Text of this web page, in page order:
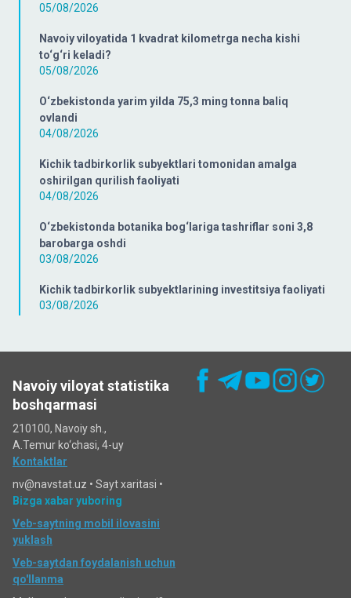
05/08/2026
Navoiy viloyatida 1 kvadrat kilometrga necha kishi
to‘g‘ri keladi?
05/08/2026
O‘zbekistonda yarim yilda 75,3 ming tonna baliq
ovlandi
04/08/2026
Kichik tadbirkorlik subyektlari tomonidan amalga
oshirilgan qurilish faoliyati
04/08/2026
O‘zbekistonda botanika bog‘lariga tashriflar soni 3,8
barobarga oshdi
03/08/2026
Kichik tadbirkorlik subyektlarining investitsiya faoliyati
03/08/2026
Navoiy viloyat statistika
boshqarmasi
210100, Navoiy sh.,
A.Temur ko‘chаsi, 4-uy
Kontaktlar
nv@navstat.uz • Sayt xaritasi •
Bizga xabar yuboring
Veb-saytning mobil ilovasini
yuklash
Veb-saytdan foydalanish uchun
qo'llanma